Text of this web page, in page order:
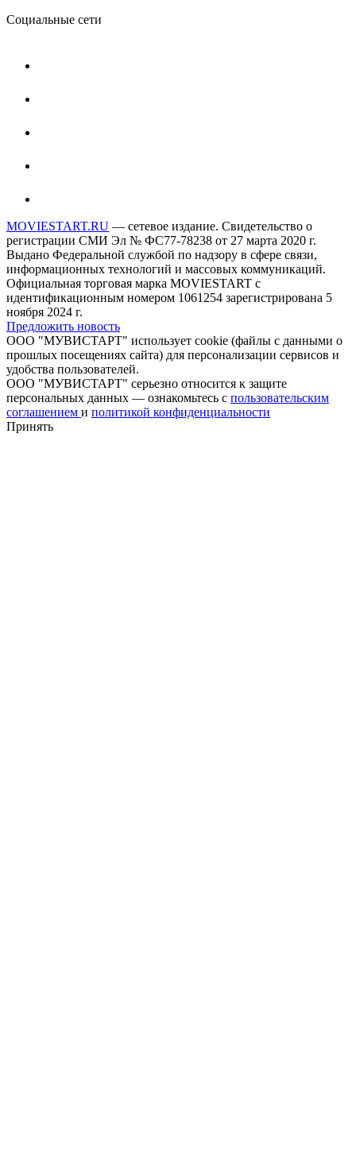
Социальные сети
MOVIESTART.RU — сетевое издание. Свидетельство о
регистрации СМИ Эл № ФС77-78238 от 27 марта 2020 г.
Выдано Федеральной службой по надзору в сфере связи,
информационных технологий и массовых коммуникаций.
Официальная торговая марка MOVIESTART с
идентификационным номером 1061254 зарегистрирована 5
ноября 2024 г.
Предложить новость
ООО "МУВИСТАРТ" использует cookie (файлы с данными о
прошлых посещениях сайта) для персонализации сервисов и
удобства пользователей.
ООО "МУВИСТАРТ" серьезно относится к защите
персональных данных — ознакомьтесь с пользовательским
соглашением и политикой конфиденциальности
Принять